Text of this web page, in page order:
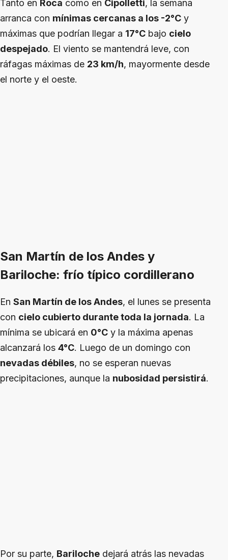
Tanto en Roca como en Cipolletti, la semana
arranca con mínimas cercanas a los -2°C y
máximas que podrían llegar a 17°C bajo cielo
despejado. El viento se mantendrá leve, con
ráfagas máximas de 23 km/h, mayormente desde
el norte y el oeste.
San Martín de los Andes y
Bariloche: frío típico cordillerano
En San Martín de los Andes, el lunes se presenta
con cielo cubierto durante toda la jornada. La
mínima se ubicará en 0°C y la máxima apenas
alcanzará los 4°C. Luego de un domingo con
nevadas débiles, no se esperan nuevas
precipitaciones, aunque la nubosidad persistirá.
Por su parte, Bariloche dejará atrás las nevadas